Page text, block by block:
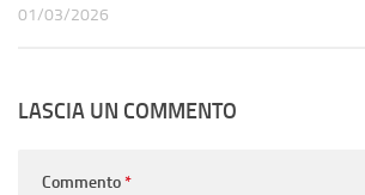
01/03/2026
LASCIA UN COMMENTO
Commento*